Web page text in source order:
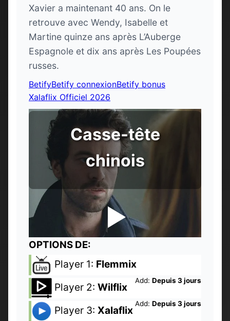
Xavier a maintenant 40 ans. On le
retrouve avec Wendy, Isabelle et
Martine quinze ans après L’Auberge
Espagnole et dix ans après Les Poupées
russes.
BetifyBetify connexionBetify bonus
Xalaflix Officiel 2026
Casse-tête
chinois
OPTIONS DE:
Player 1: Flemmix
Add: Depuis 3 jours
Player 2: Wilflix
Add: Depuis 3 jours
Player 3: Xalaflix